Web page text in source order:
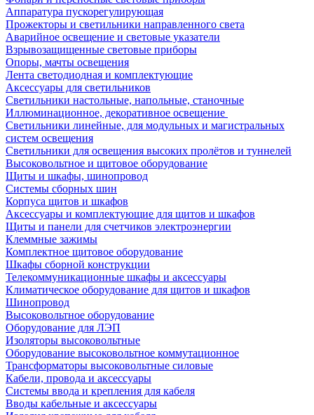
Аппаратура пускорегулирующая
Прожекторы и светильники направленного света
Аварийное освещение и световые указатели
Взрывозащищенные световые приборы
Опоры, мачты освещения
Лента светодиодная и комплектующие
Аксессуары для светильников
Светильники настольные, напольные, станочные
Иллюминационное, декоративное освещение
Светильники линейные, для модульных и магистральных
систем освещения
Светильники для освещения высоких пролётов и туннелей
Высоковольтное и щитовое оборудование
Щиты и шкафы, шинопровод
Системы сборных шин
Корпуса щитов и шкафов
Аксессуары и комплектующие для щитов и шкафов
Щиты и панели для счетчиков электроэнергии
Клеммные зажимы
Комплектное щитовое оборудование
Шкафы сборной конструкции
Телекоммуникационные шкафы и аксессуары
Климатическое оборудование для щитов и шкафов
Шинопровод
Высоковольтное оборудование
Оборудование для ЛЭП
Изоляторы высоковольтные
Оборудование высоковольтное коммутационное
Трансформаторы высоковольтные силовые
Кабели, провода и аксессуары
Системы ввода и крепления для кабеля
Вводы кабельные и аксессуары